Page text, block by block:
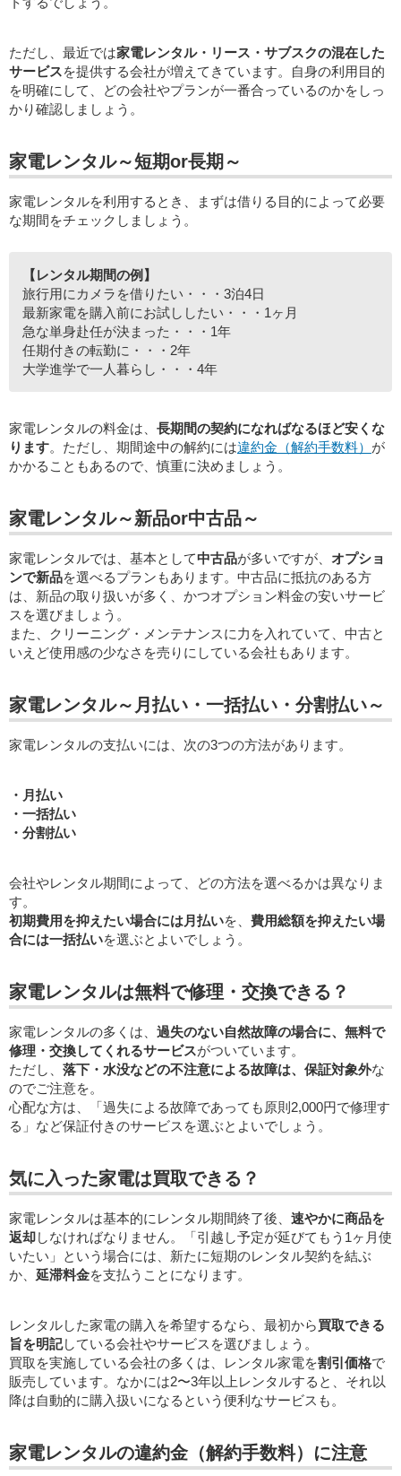
ただし、最近では家電レンタル・リース・サブスクの混在した
サービスを提供する会社が増えてきています。自身の利用目的
を明確にして、どの会社やプランが一番合っているのかをしっ
かり確認しましょう。
家電レンタル～短期or長期～
家電レンタルを利用するとき、まずは借りる目的によって必要
な期間をチェックしましょう。
【レンタル期間の例】
旅行用にカメラを借りたい・・・3泊4日
最新家電を購入前にお試ししたい・・・1ヶ月
急な単身赴任が決まった・・・1年
任期付きの転勤に・・・2年
大学進学で一人暮らし・・・4年
家電レンタルの料金は、 長期間の契約になればなるほど安くな
ります。ただし、期間途中の解約には違約金（解約手数料） が
かかることもあるので、慎重に決めましょう。
家電レンタル～新品or中古品～
家電レンタルでは、基本として中古品が多いですが、 オプショ
ンで新品を選べるプランもあります。中古品に抵抗のある方
は、新品の取り扱いが多く、かつオプション料金の安いサービ
スを選びましょう。
また、クリーニング・メンテナンスに力を入れていて、中古と
いえど使用感の少なさを売りにしている会社もあります。
家電レンタル～月払い・一括払い・分割払い～
家電レンタルの支払いには、次の3つの方法があります。
・月払い
・一括払い
・分割払い
会社やレンタル期間によって、どの方法を選べるかは異なりま
す。
初期費用を抑えたい場合には月払いを、 費用総額を抑えたい場
合には一括払いを選ぶとよいでしょう。
家電レンタルは無料で修理・交換できる？
家電レンタルの多くは、 過失のない自然故障の場合に、無料で
修理・交換してくれるサービスがついています。
ただし、 落下・水没などの不注意による故障は、保証対象外な
のでご注意を。
心配な方は、「過失による故障であっても原則2,000円で修理す
る」など保証付きのサービスを選ぶとよいでしょう。
気に入った家電は買取できる？
家電レンタルは基本的にレンタル期間終了後、 速やかに商品を
返却しなければなりません。「引越し予定が延びてもう1ヶ月使
いたい」という場合には、新たに短期のレンタル契約を結ぶ
か、 延滞料金を支払うことになります。
レンタルした家電の購入を希望するなら、最初から買取できる
旨を明記している会社やサービスを選びましょう。
買取を実施している会社の多くは、レンタル家電を割引価格で
販売しています。なかには2〜3年以上レンタルすると、それ以
降は自動的に購入扱いになるという便利なサービスも。
家電レンタルの違約金（解約手数料）に注意